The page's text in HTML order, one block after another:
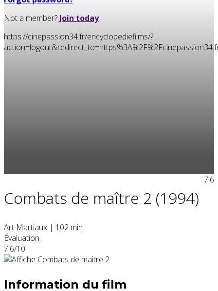
Not a member? Join today
https://cinepassion34.fr/encyclopediefilms/?
Combats de maître 2 (1994)
Art Martiaux | 102 min
Évaluation:
7.6/10
7.6
Information du film